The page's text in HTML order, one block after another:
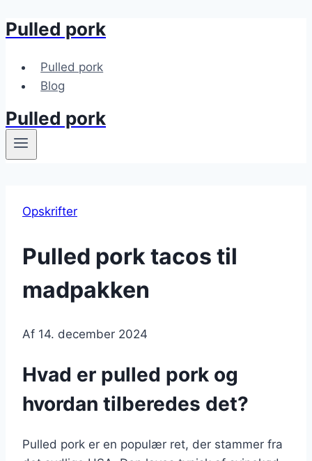
Fortsæt
indhold
Pulled pork
Pulled pork
Blog
Pulled pork
Opskrifter
Pulled pork tacos til
madpakken
Af 14. december 2024
Hvad er pulled pork og
hvordan tilberedes det?
Pulled pork er en populær ret, der stammer fra